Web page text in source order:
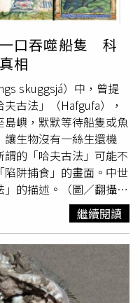
可以長到2.3噸左右。海
真實身分是一隻超大翻
Youtube）不過這隻
尾」，2022年，葡萄
）海岸附近出現一條
物學家，專家到場後發
嚇傻，經過秤重，得知
跟一輛休旅車一樣重，
翻車魚必須用起重機才
Youtube）根據
車魚，由於實在太大，
翻車魚拖上岸，這條超
、漂浮在海中，經過學者
傷，可能是被船隻撞擊
底是發生在翻車魚死亡
魚雖然體型巨大，但其
險；網上資料顯示，翻
常生活在各地的熱帶和
一口吞噬船隻 科
相
skuggsjá）中，曾提
夫古法」（Hafgufa），
嶼，默默等待船隻或魚
生物沒有一絲生還機
的「哈夫古法」可能不
陷阱捕食」的畫面。中世
」的描述。（圖／翻攝自
洋哺乳動物科學》
的一篇研究，認為中世
一種捕食手段，研究內
可能清楚知道哈夫古法
是偉大的航海家，他們
有非常高的知識水
繼續閱讀